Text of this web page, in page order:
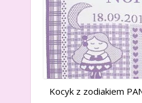
Kocyk z zodiakiem